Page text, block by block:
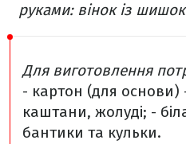
руками: вінок із шишок
Для виготовлення
- картон (для основи)
каштани, жолуді; -
бантики та кульки.